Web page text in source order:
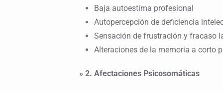
Baja autoestima profesional
Autopercepción de deficiencia
Sensación de frustración y fracaso
Alteraciones de la memoria a corto
» 2. Afectaciones Psicosomáticas